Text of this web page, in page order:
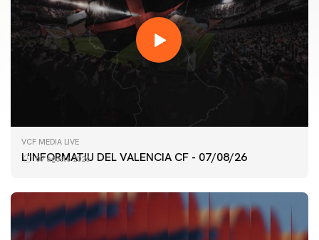
VCF MEDIA LIVE
L'INFORMATIU DEL VALENCIA CF - 07/08/26
07 agosto 2026